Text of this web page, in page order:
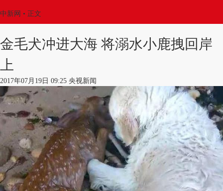
中新网 • 正文
金毛犬冲进大海 将溺水小鹿拽回岸
上
2017年07月19日 09:25 央视新闻